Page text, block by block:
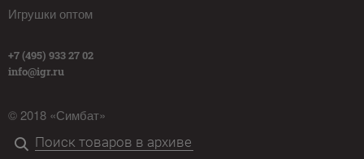
Игрушки оптом
+7 (495) 933 27 02
info@igr.ru
© 2018 «Симбат»